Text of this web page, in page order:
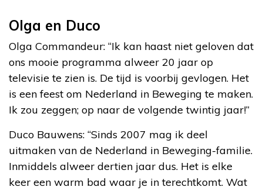
Olga en Duco
Olga Commandeur: “Ik kan haast niet geloven dat
ons mooie programma alweer 20 jaar op
televisie te zien is. De tijd is voorbij gevlogen. Het
is een feest om Nederland in Beweging te maken.
Ik zou zeggen; op naar de volgende twintig jaar!”
Duco Bauwens: “Sinds 2007 mag ik deel
uitmaken van de Nederland in Beweging-familie.
Inmiddels alweer dertien jaar dus. Het is elke
keer een warm bad waar je in terechtkomt. Wat